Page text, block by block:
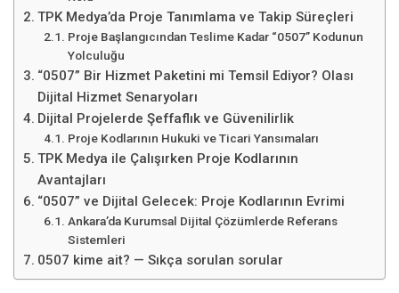
TPK Medya’da Proje Tanımlama ve Takip Süreçleri
Proje Başlangıcından Teslime Kadar “0507” Kodunun
Yolculuğu
“0507” Bir Hizmet Paketini mi Temsil Ediyor? Olası
Dijital Hizmet Senaryoları
Dijital Projelerde Şeffaflık ve Güvenilirlik
Proje Kodlarının Hukuki ve Ticari Yansımaları
TPK Medya ile Çalışırken Proje Kodlarının
Avantajları
“0507” ve Dijital Gelecek: Proje Kodlarının Evrimi
Ankara’da Kurumsal Dijital Çözümlerde Referans
Sistemleri
0507 kime ait? — Sıkça sorulan sorular